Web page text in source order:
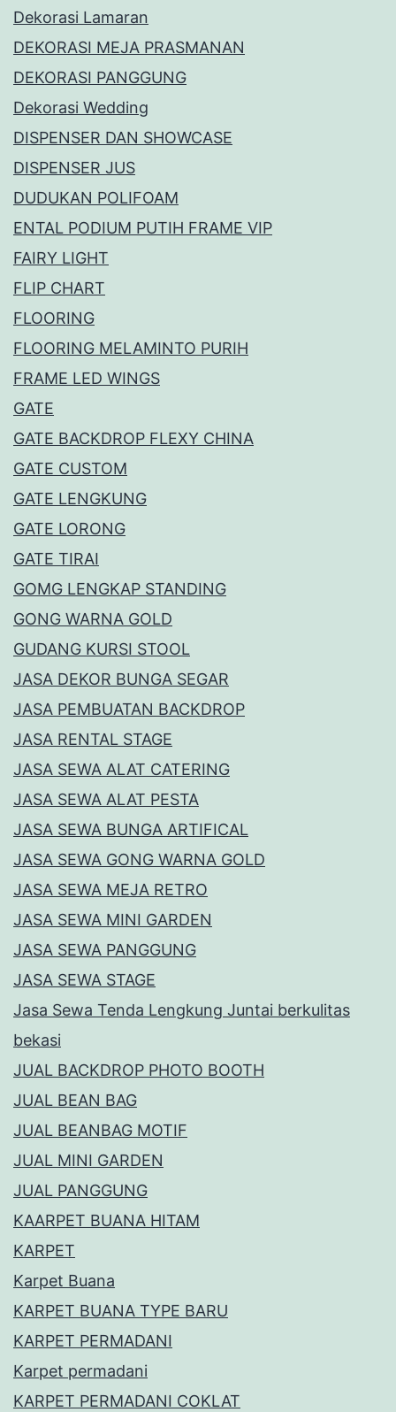
Dekorasi Lamaran
DEKORASI MEJA PRASMANAN
DEKORASI PANGGUNG
Dekorasi Wedding
DISPENSER DAN SHOWCASE
DISPENSER JUS
DUDUKAN POLIFOAM
ENTAL PODIUM PUTIH FRAME VIP
FAIRY LIGHT
FLIP CHART
FLOORING
FLOORING MELAMINTO PURIH
FRAME LED WINGS
GATE
GATE BACKDROP FLEXY CHINA
GATE CUSTOM
GATE LENGKUNG
GATE LORONG
GATE TIRAI
GOMG LENGKAP STANDING
GONG WARNA GOLD
GUDANG KURSI STOOL
JASA DEKOR BUNGA SEGAR
JASA PEMBUATAN BACKDROP
JASA RENTAL STAGE
JASA SEWA ALAT CATERING
JASA SEWA ALAT PESTA
JASA SEWA BUNGA ARTIFICAL
JASA SEWA GONG WARNA GOLD
JASA SEWA MEJA RETRO
JASA SEWA MINI GARDEN
JASA SEWA PANGGUNG
JASA SEWA STAGE
Jasa Sewa Tenda Lengkung Juntai berkulitas
bekasi
JUAL BACKDROP PHOTO BOOTH
JUAL BEAN BAG
JUAL BEANBAG MOTIF
JUAL MINI GARDEN
JUAL PANGGUNG
KAARPET BUANA HITAM
KARPET
Karpet Buana
KARPET BUANA TYPE BARU
KARPET PERMADANI
Karpet permadani
KARPET PERMADANI COKLAT